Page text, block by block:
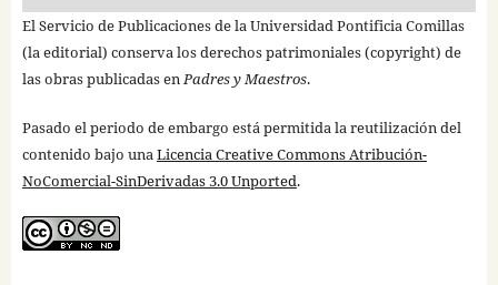
El Servicio de Publicaciones de la Universidad Pontificia Comillas
(la editorial) conserva los derechos patrimoniales (copyright) de
las obras publicadas enPadres y Maestros.
Pasado el periodo de embargo está permitida la reutilización del
contenido bajo unaLicencia Creative Commons Atribución-
NoComercial-SinDerivadas 3.0 Unported.